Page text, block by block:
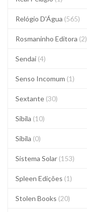
Relógio D'Água (565)
Rosmaninho Editora (2)
Sendai (4)
Senso Incomum (1)
Sextante (30)
Sibila (10)
Sibila (0)
Sistema Solar (153)
Spleen Edições (1)
Stolen Books (20)